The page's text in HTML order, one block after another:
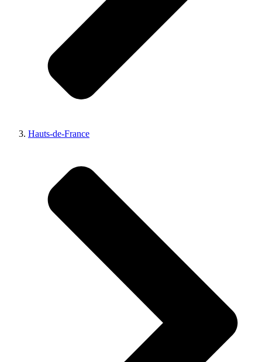
Hauts-de-France